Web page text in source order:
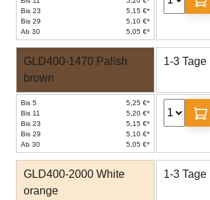
Bis 23
5,15 €*
Bis 29
5,10 €*
Ab 30
5,05 €*
GLD400-1470 Palish
brown
1-3 Tage
Bis 5
5,25 €*
Bis 11
5,20 €*
Bis 23
5,15 €*
Bis 29
5,10 €*
Ab 30
5,05 €*
GLD400-2000 White
orange
1-3 Tage